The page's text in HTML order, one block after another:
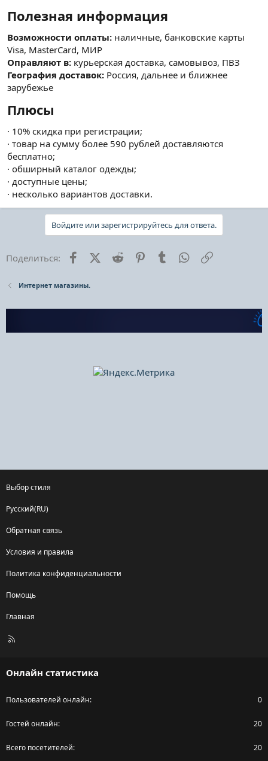
Полезная информация​
Возможности оплаты: наличные, банковские карты
Visa, MasterCard, МИР
Оправляют в: курьерская доставка, самовывоз, ПВЗ
География доставок: Россия, дальнее и ближнее
зарубежье
Плюсы​
· 10% скидка при регистрации;
· товар на сумму более 590 рублей доставляются
бесплатно;
· обширный каталог одежды;
· доступные цены;
· несколько вариантов доставки.
Войдите или зарегистрируйтесь для ответа.
Поделиться: FacebookX (Twitter)
Reddit PinterestTumblr WhatsApp
Интернет магазины.
Выбор стиля
Русский(RU)
Обратная связь
Условия и правила
Политика конфиденциальности
Помощь
Главная
R
Онлайн статистика
Пользователей онлайн 0
Гостей онлайн 20
Всего посетителей 20